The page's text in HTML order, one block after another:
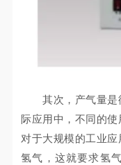
其次，产气量是
际应用中，不同的使
对于大规模的工业
氢气，这就要求氢